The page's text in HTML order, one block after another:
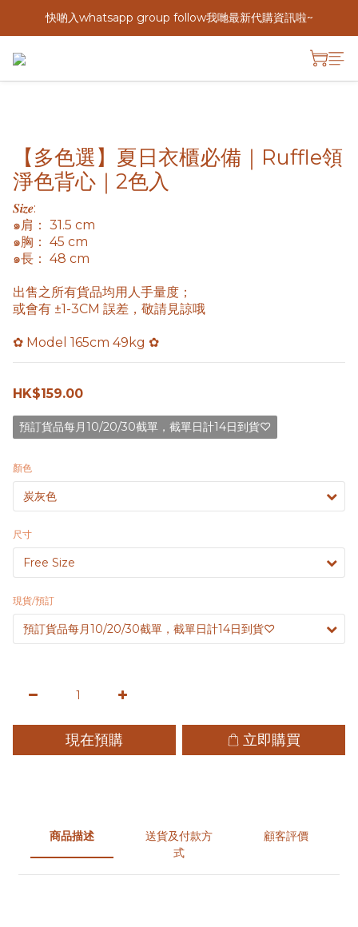
快啲入whatsapp group follow我哋最新代購資訊啦~
【多色選】夏日衣櫃必備｜Ruffle領
淨色背心｜2色入
𝑺𝒊𝒛𝒆:
๑肩： 31.5 cm
๑胸： 45 cm
๑長： 48 cm
出售之所有貨品均用人手量度；
或會有 ±1-3CM 誤差，敬請見諒哦
✿ Model 165cm 49kg ✿
HK$159.00
預訂貨品每月10/20/30截單，截單日計14日到貨♡
顏色
尺寸
現貨/預訂
現在預購 立即購買
商品描述
送貨及付款方
式
顧客評價